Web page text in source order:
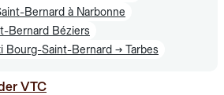
Bernard à Narbonne
Bernard Béziers
Bourg-Saint-Bernard → Tarbes
VTC